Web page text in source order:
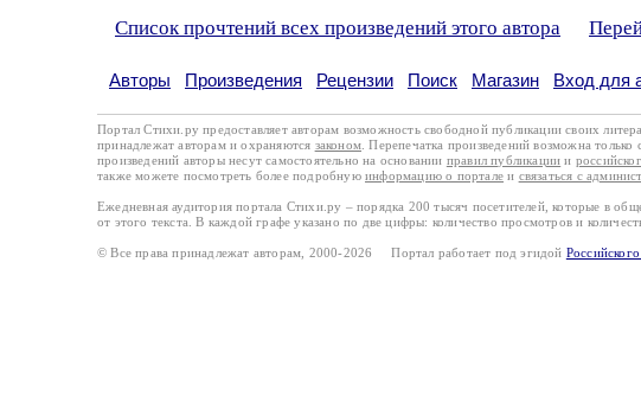
Список прочтений всех произведений этого автора
Авторы Произведения Рецензии Поиск Магазин Вход для
Портал Стихи.ру предоставляет авторам возможность свободной публикации своих
принадлежат авторам и охраняются законом . Перепечатка произведений возможна
произведений авторы несут самостоятельно на основании правил публикации и
также можете посмотреть более подробную информацию о портале и связаться с
Ежедневная аудитория портала Стихи.ру – порядка 200 тысяч посетителей, которые в
от этого текста. В каждой графе указано по две цифры: количество просмотров и
© Все права принадлежат авторам, 2000-2026 Портал работает под эгидой